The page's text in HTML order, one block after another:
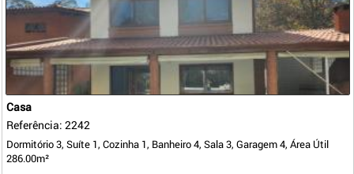
Casa
Referência: 2242
Dormitório 3, Suíte 1, Cozinha 1, Banheiro 4, Sala 3, Garagem 4, Área Útil
286.00m²